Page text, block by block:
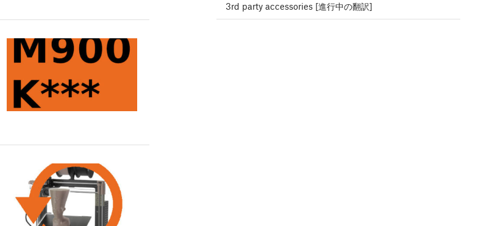
3rd party accessories [進行中の翻訳]